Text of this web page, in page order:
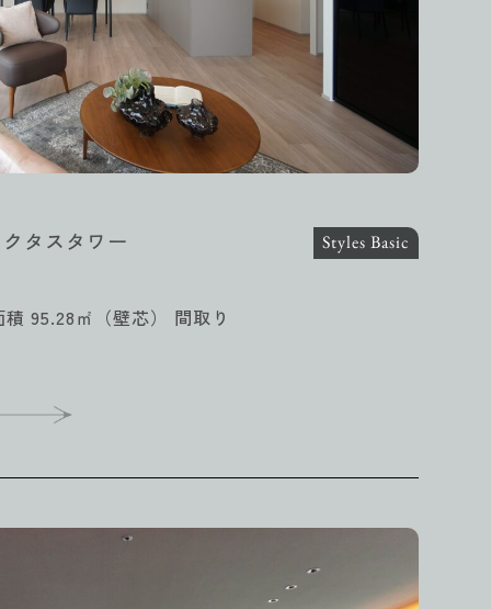
Styles Basic
タスタワー
95.28㎡（壁芯） 間取り